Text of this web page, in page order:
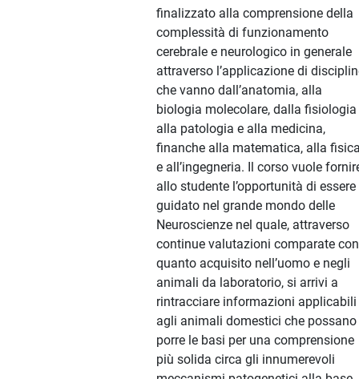
finalizzato alla comprensione della
complessità di funzionamento
cerebrale e neurologico in generale
attraverso l’applicazione di
che vanno dall’anatomia, alla
biologia molecolare, dalla fisiologia
alla patologia e alla medicina,
finanche alla matematica, alla
e all’ingegneria. Il corso vuole
allo studente l’opportunità di essere
guidato nel grande mondo delle
Neuroscienze nel quale, attraverso
continue valutazioni comparate con
quanto acquisito nell’uomo e negli
animali da laboratorio, si arrivi a
rintracciare informazioni applicabili
agli animali domestici che possano
porre le basi per una comprensione
più solida circa gli innumerevoli